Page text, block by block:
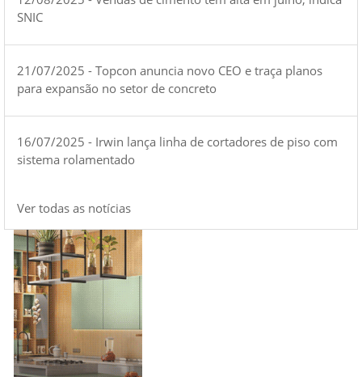
SNIC
21/07/2025 - Topcon anuncia novo CEO e traça planos
para expansão no setor de concreto
16/07/2025 - Irwin lança linha de cortadores de piso com
sistema rolamentado
Ver todas as notícias